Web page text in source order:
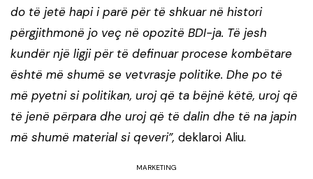
do të jetë hapi i parë për të shkuar në histori
përgjithmonë jo veç në opozitë BDI-ja. Të jesh
kundër një ligji për të definuar procese kombëtare
është më shumë se vetvrasje politike. Dhe po të
më pyetni si politikan, uroj që ta bëjnë këtë, uroj që
të jenë përpara dhe uroj që të dalin dhe të na japin
më shumë material si qeveri”, deklaroi Aliu.
MARKETING